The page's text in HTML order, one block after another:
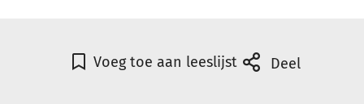
Voeg toe aan leeslijst Deel